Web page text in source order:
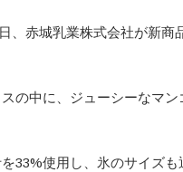
、赤城乳業株式会社が新商
の中に、ジューシーなマ
33%使用し、氷のサイズ